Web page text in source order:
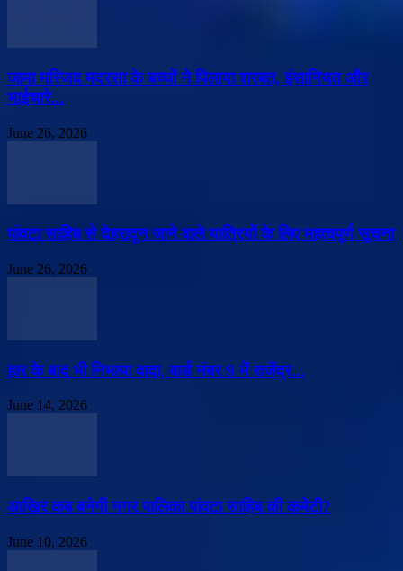
जामा मस्जिद मदरसा के बच्चों ने पिलाया शरबत, इंसानियत और
भाईचारे...
June 26, 2026
पांवटा साहिब से देहरादून जाने वाले यात्रियों के लिए महत्वपूर्ण सूचना
June 26, 2026
हार के बाद भी निभाया वादा, वार्ड नंबर 9 में राजेंद्र...
June 14, 2026
आखिर कब बनेगी नगर पालिका पांवटा साहिब की कमेटी?
June 10, 2026